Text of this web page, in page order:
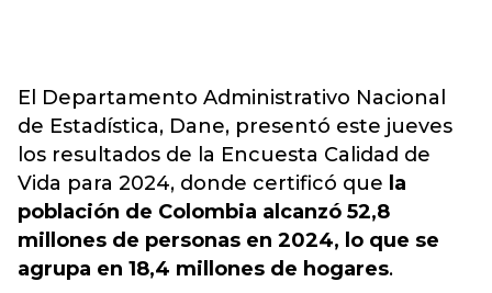
El Departamento Administrativo Nacional
de Estadística, Dane, presentó este jueves
los resultados de la Encuesta Calidad de
Vida para 2024, donde certificó que la
población de Colombia alcanzó 52,8
millones de personas en 2024, lo que se
agrupa en 18,4 millones de hogares.